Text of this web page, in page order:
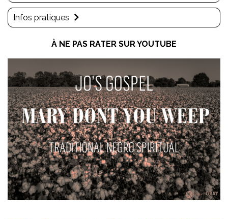
Infos pratiques
À NE PAS RATER SUR YOUTUBE